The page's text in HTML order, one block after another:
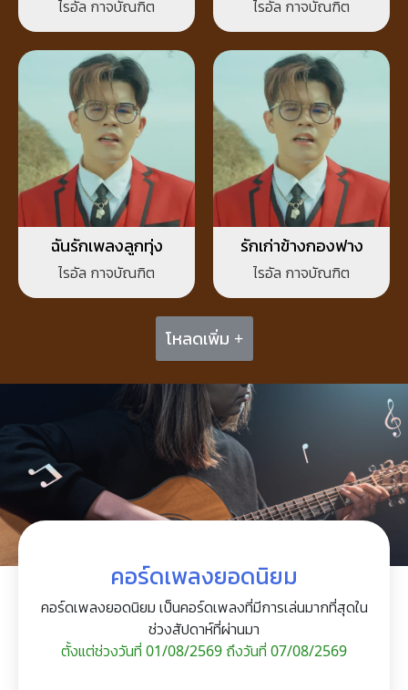
ไรอัล กาจบัณฑิต ไรอัล กาจบัณฑิต
ฉันรักเพลงลูกทุ่ง
ไรอัล กาจบัณฑิต
รักเก่าข้างกองฟาง
ไรอัล กาจบัณฑิต
โหลดเพิ่ม +
คอร์ดเพลงยอดนิยม
คอร์ดเพลงยอดนิยม เป็นคอร์ดเพลงที่มีการเล่นมากที่สุดใน
ช่วงสัปดาห์ที่ผ่านมา
ตั้งแต่ช่วงวันที่ 01/08/2569 ถึงวันที่ 07/08/2569